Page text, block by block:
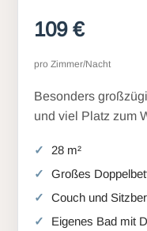
109 €
pro Zimmer/Nacht
Besonders
und viel Platz zum
28 m²
Großes
Couch und
Eigenes Bad mit